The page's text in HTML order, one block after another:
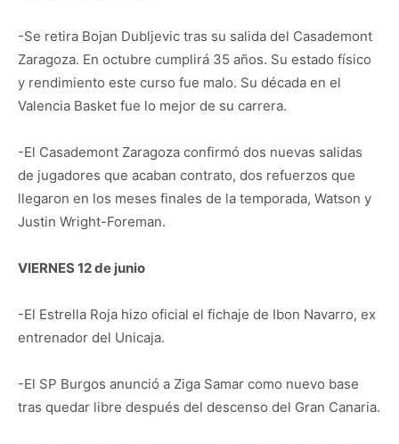
-Se retira Bojan Dubljevic tras su salida del Casademont
Zaragoza. En octubre cumplirá 35 años. Su estado físico
y rendimiento este curso fue malo. Su década en el
Valencia Basket fue lo mejor de su carrera.
-El Casademont Zaragoza confirmó dos nuevas salidas
de jugadores que acaban contrato, dos refuerzos que
llegaron en los meses finales de la temporada, Watson y
Justin Wright-Foreman.
VIERNES 12 de junio
-El Estrella Roja hizo oficial el fichaje de Ibon Navarro, ex
entrenador del Unicaja.
-El SP Burgos anunció a Ziga Samar como nuevo base
tras quedar libre después del descenso del Gran Canaria.